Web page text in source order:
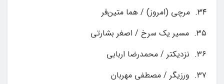
۳۴. مرچی (امروز) / هما متین‌فر
۳۵. مسیر یک سرخ / اصغر بشارتی
۳۶. نزدیکتر / محمدرضا اربابی
۳۷. ورزیگر / مصطفی مهربان